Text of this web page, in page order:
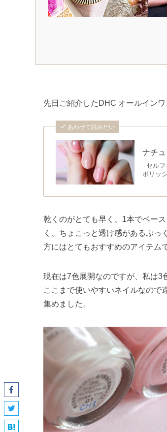
先日ご紹介したDHC オールイン
あわせて読みたい
ナチ
セルフ
ポリッ
乾くのがとても早く、1本でベー
く、ちょこっと透け感があるぷっ
方にはとてもおすすめのアイテム
現在は7色展開なのですが、私は3
ここまで使いやすいネイルなので
集めました。